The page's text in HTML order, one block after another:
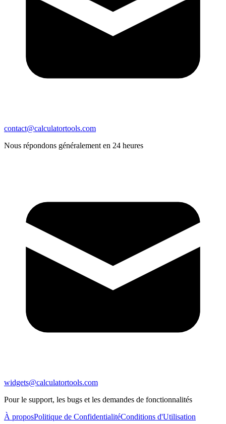
contact@calculatortools.com
Nous répondons généralement en 24 heures
widgets@calculatortools.com
Pour le support, les bugs et les demandes de fonctionnalités
À proposPolitique de ConfidentialitéConditions d'Utilisation